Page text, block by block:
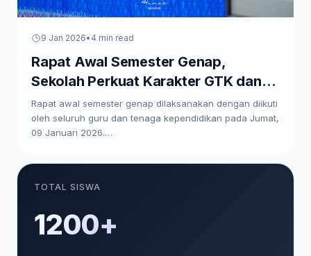
9 Jan 2026• 4 min read
Rapat Awal Semester Genap,
Sekolah Perkuat Karakter GTK dan
Paparkan Program Kerja
Rapat awal semester genap dilaksanakan dengan diikuti
oleh seluruh guru dan tenaga kependidikan pada Jumat,
09 Januari 2026.…
TOTAL SISWA
1200+